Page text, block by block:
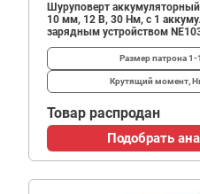
Шуруповерт
10 мм, 12 В, 30 Нм, с 1
зарядным устройством
Размер патрона1-
Крутящий момент,
Товар распродан
Подобрать